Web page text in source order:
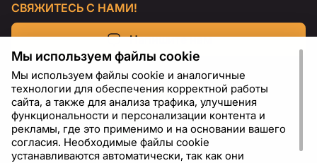
СВЯЖИТЕСЬ С НАМИ!
Напишите нам
Мы используем файлы cookie
Мы используем файлы cookie и аналогичные
технологии для обеспечения корректной работы
сайта, а также для анализа трафика, улучшения
функциональности и персонализации контента и
рекламы, где это применимо и на основании вашего
согласия. Необходимые файлы cookie
устанавливаются автоматически, так как они